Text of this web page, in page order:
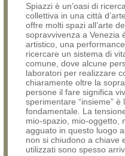
Spiazzi è un’oasi di
collettiva in una città
offre molti spazi all’arte
sopravvivenza a Venezia
artistico, una
ricercare un sistema di
comune, dove alcune
laboratori per realizzare
chiaramente oltre la
persone il fare significa
sperimentare “insieme” è
fondamentale. La
mio-spazio, mio-oggetto,
agguato in questo luogo
non si chiudono a chiave
utilizzati sono spesso